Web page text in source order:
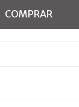
COMPRAR